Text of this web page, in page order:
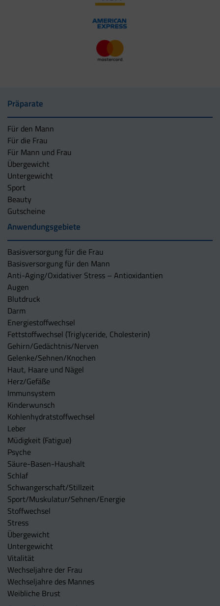
Präparate
Für den Mann
Für die Frau
Für Mann und Frau
Übergewicht
Untergewicht
Sport
Beauty
Gutscheine
Anwendungsgebiete
Basisversorgung für die Frau
Basisversorgung für den Mann
Anti-Aging/Oxidativer Stress – Antioxidantien
Augen
Blutdruck
Darm
Energiestoffwechsel
Fettstoffwechsel (Triglyceride, Cholesterin)
Gehirn/Gedächtnis/Nerven
Gelenke/Sehnen/Knochen
Haut, Haare und Nägel
Herz/Gefäße
Immunsystem
Kinderwunsch
Kohlenhydratstoffwechsel
Leber
Müdigkeit (Fatigue)
Psyche
Säure-Basen-Haushalt
Schlaf
Schwangerschaft/Stillzeit
Sport/Muskulatur/Sehnen/Energie
Stoffwechsel
Stress
Übergewicht
Untergewicht
Vitalität
Wechseljahre der Frau
Wechseljahre des Mannes
Weibliche Brust